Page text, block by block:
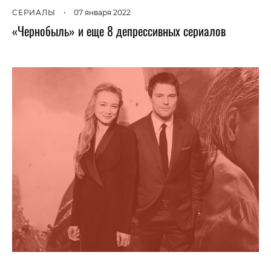
СЕРИАЛЫ • 07 января 2022
«Чернобыль» и еще 8 депрессивных сериалов